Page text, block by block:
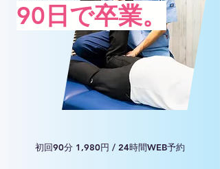
​90日で卒業。
初回90分 1,980円 / 24時間WEB予約